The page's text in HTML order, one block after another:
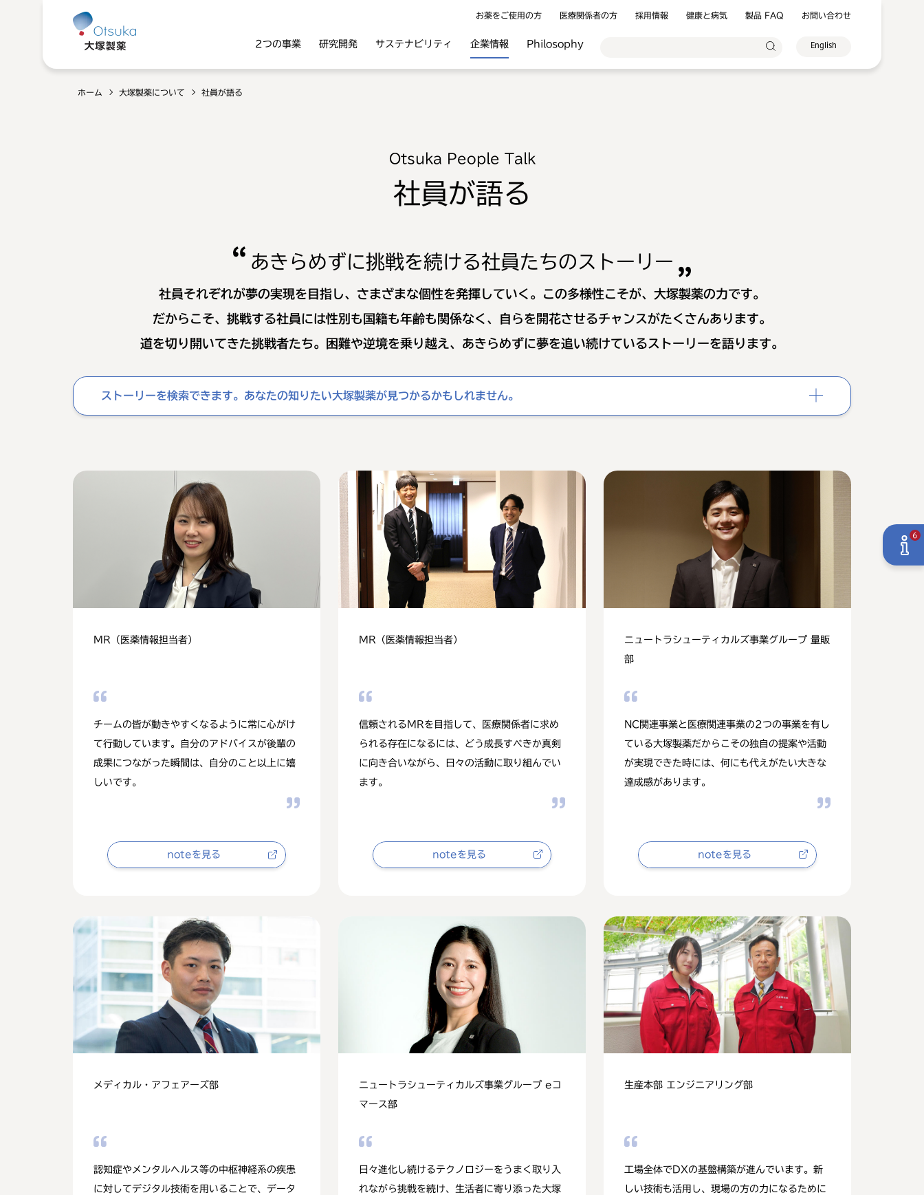
お薬をご使用の方 医療関係者の方 採用情報 健康と病気 製品 FAQ お問い合わせ
2つの事業 研究開発 サステナビリティ 企業情報 Philosophy English
ホーム 大塚製薬について 社員が語る
Otsuka People Talk
社員が語る
あきらめずに挑戦を続ける社員たちのストーリー
社員それぞれが夢の実現を目指し、 さまざまな個性を発揮していく。
この多様性こそが、大塚製薬の力です。
だからこそ、挑戦する社員には性別も国籍も年齢も 関係なく、自らを開花させるチャンスがたくさんあります。
道を切り開いてきた挑戦者たち。
困難や逆境を乗り越え、 あきらめずに夢を追い続けているストーリーを語ります。
ストーリーを検索できます。あなたの知りたい大塚製薬が見つかるかもしれません。
MR（医薬情報担当者）
チームの皆が動きやすくなるように常に心がけ
て行動しています。自分のアドバイスが後輩の
成果につながった瞬間は、自分のこと以上に嬉
しいです。
noteを見る
MR（医薬情報担当者）
信頼されるMRを目指して、医療関係者に求め
られる存在になるには、どう成長すべきか真剣
に向き合いながら、日々の活動に取り組んでい
ます。
noteを見る
ニュートラシューティカルズ事業グループ 量販
部
NC関連事業と医療関連事業の2つの事業を有し
ている大塚製薬だからこその独自の提案や活動
が実現できた時には、何にも代えがたい大きな
達成感があります。
noteを見る
メディカル・アフェアーズ部
認知症やメンタルヘルス等の中枢神経系の疾患
に対してデジタル技術を用いることで、データ
ニュートラシューティカルズ事業グループ eコ
マース部
日々進化し続けるテクノロジーをうまく取り入
れながら挑戦を続け、生活者に寄り添った大塚
生産本部 エンジニアリング部
工場全体でDXの基盤構築が進んでいます。新
しい技術も活用し、現場の方の力になるために
6